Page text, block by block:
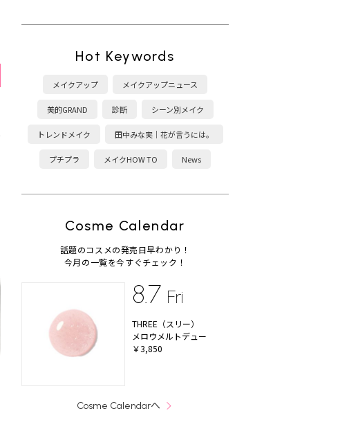
Hot Keywords
メイクアップ メイクアップニュース
美的GRAND 診断 シーン別メイク
トレンドメイク 田中みな実｜花が言うには。
プチプラ メイクHOW TO News
Cosme Calendar
話題のコスメの発売日早わかり！
今月の一覧を今すぐチェック！
8.7 Fri
THREE（スリー）
メロウメルトデュー
￥3,850
Cosme Calendarへ